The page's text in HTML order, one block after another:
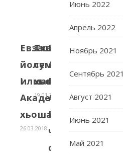
Евзаш
йолу
Ӏилманча
Академехь
хьошалгӀахь
26.03.2018
Тхан
семинарехь
хьеший
19.01.2016
Карасаев
А.Т.,
Мациев
А.Г.
Русско-
чеченский
словарь.
Июнь 2022
Апрель 2022
Ноябрь 2021
Сентябрь 2021
Август 2021
Июнь 2021
Май 2021